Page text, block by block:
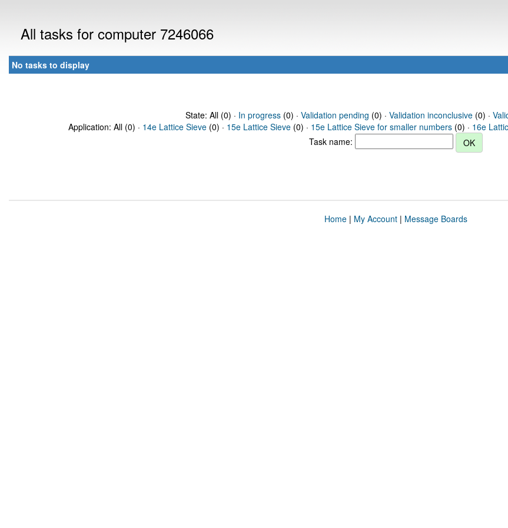
All tasks for computer 7246066
No tasks to display
State: All (0) · In progress(0) · Validation pending (0) · Validation inconclusive(0) ·
Application: All (0) · 14e Lattice Sieve (0) · 15e Lattice Sieve (0) · 15e Lattice Sieve for smaller numbers (0) · 16e
Task name:
Home| My Account| Message Boards